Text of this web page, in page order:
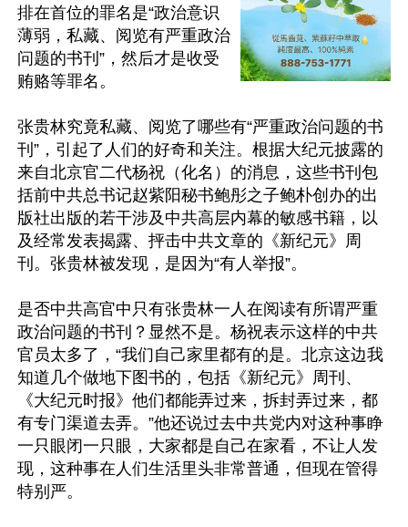
排在首位的罪名是“政治意识
薄弱，私藏、阅览有严重政治
问题的书刊”，然后才是收受
贿赂等罪名。
张贵林究竟私藏、阅览了哪些有“严重政治问题的书
刊”，引起了人们的好奇和关注。根据大纪元披露的
来自北京官二代杨祝（化名）的消息，这些书刊包
括前中共总书记赵紫阳秘书鲍彤之子鲍朴创办的出
版社出版的若干涉及中共高层内幕的敏感书籍，以
及经常发表揭露、抨击中共文章的《新纪元》周
刊。张贵林被发现，是因为“有人举报”。
是否中共高官中只有张贵林一人在阅读有所谓严重
政治问题的书刊？显然不是。杨祝表示这样的中共
官员太多了，“我们自己家里都有的是。北京这边我
知道几个做地下图书的，包括《新纪元》周刊、
《大纪元时报》他们都能弄过来，拆封弄过来，都
有专门渠道去弄。”他还说过去中共党内对这种事睁
一只眼闭一只眼，大家都是自己在家看，不让人发
现，这种事在人们生活里头非常普通，但现在管得
特别严。